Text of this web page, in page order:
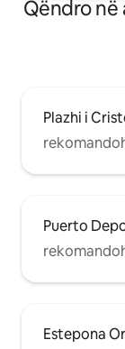
Qëndro në
Plazhi i
Puerto
Estepona